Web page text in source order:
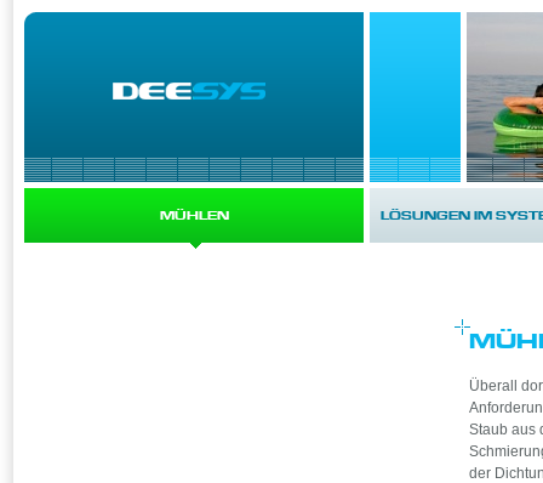
MÜHLEN LÖSUNGEN IM
Überall
Staub aus
der